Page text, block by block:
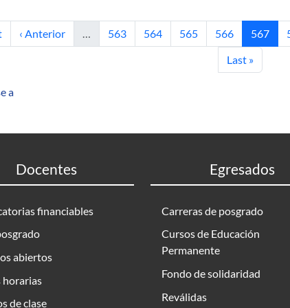
Modelado y control de la máquina sincrónica de
página
Página anterior
‹ Anterior … Página
563 Página
564 Página
565 Página
566 Página
567
Última página
Last »
a
Docentes
financiables
abiertos
horarias
de clase
Egresados
Carreras de posgrado
Cursos de Educación
Permanente
Fondo de solidaridad
Reválidas